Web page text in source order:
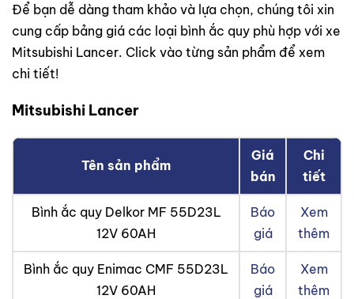
Để bạn dễ dàng tham khảo và lựa chọn, chúng tôi xin
cung cấp bảng giá các loại bình ắc quy phù hợp với xe
Mitsubishi Lancer. Click vào từng sản phẩm để xem
chi tiết!
Mitsubishi Lancer
Tên sản phẩm
Giá
bán
Chi
tiết
Bình ắc quy Delkor MF 55D23L
12V 60AH
Báo
giá
Xem
thêm
Bình ắc quy Enimac CMF 55D23L
12V 60AH
Báo
giá
Xem
thêm